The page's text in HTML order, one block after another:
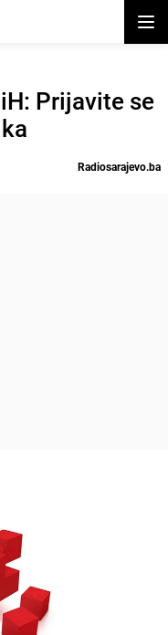
Prijavite se
Radiosarajevo.ba